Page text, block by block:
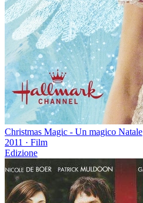
Christmas Magic - Un magico Natale
2011 · Film
Edizione